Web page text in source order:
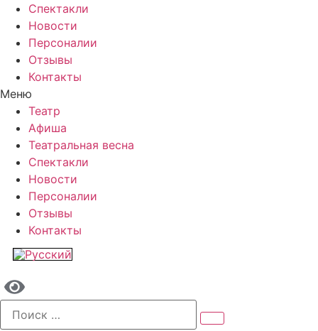
Спектакли
Новости
Персоналии
Отзывы
Контакты
Меню
Театр
Афиша
Театральная весна
Спектакли
Новости
Персоналии
Отзывы
Контакты